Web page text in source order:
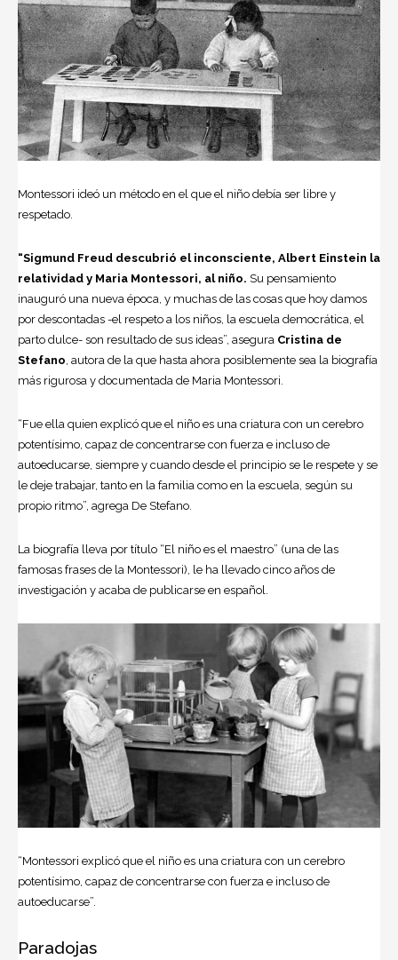
Montessori ideó un método en el que el niño debía ser libre y
respetado.
“Sigmund Freud descubrió el inconsciente, Albert Einstein la
relatividad y Maria Montessori, al niño. Su pensamiento
inauguró una nueva época, y muchas de las cosas que hoy damos
por descontadas -el respeto a los niños, la escuela democrática, el
parto dulce- son resultado de sus ideas”, asegura Cristina de
Stefano, autora de la que hasta ahora posiblemente sea la biografía
más rigurosa y documentada de Maria Montessori.
“Fue ella quien explicó que el niño es una criatura con un cerebro
potentísimo, capaz de concentrarse con fuerza e incluso de
autoeducarse, siempre y cuando desde el principio se le respete y se
le deje trabajar, tanto en la familia como en la escuela, según su
propio ritmo”, agrega De Stefano.
La biografía lleva por título “El niño es el maestro” (una de las
famosas frases de la Montessori), le ha llevado cinco años de
investigación y acaba de publicarse en español.
“Montessori explicó que el niño es una criatura con un cerebro
potentísimo, capaz de concentrarse con fuerza e incluso de
autoeducarse”.
Paradojas